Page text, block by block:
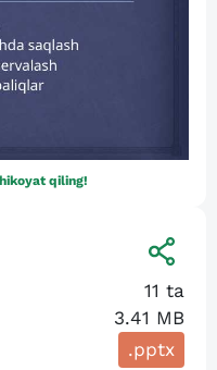
qiling!
11 ta
3.41 MB
.pptx